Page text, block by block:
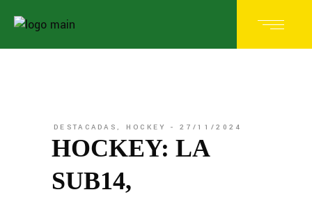
DESTACADAS, HOCKEY 27/11/2024
HOCKEY: LA
SUB14,